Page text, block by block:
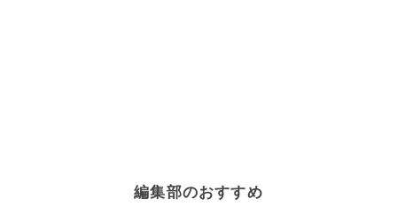
編集部のおすすめ